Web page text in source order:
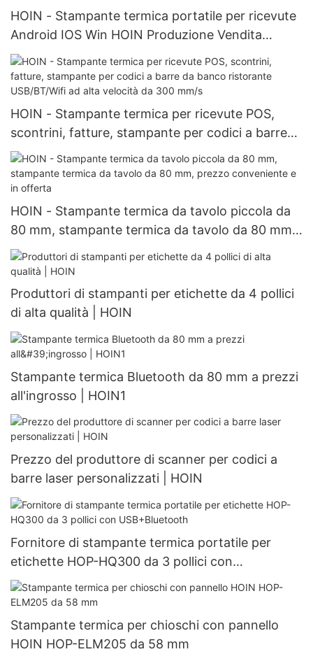
HOIN - Stampante termica portatile per ricevute
Android IOS Win HOIN Produzione Vendita
diretta Stampante termica portatile da 58 mm
HOIN - Stampante termica per ricevute POS,
scontrini, fatture, stampante per codici a barre
da banco ristorante USB/BT/Wifi ad alta velocità
da 300 mm/s
HOIN - Stampante termica da tavolo piccola da
80 mm, stampante termica da tavolo da 80 mm,
prezzo conveniente e in offerta
Produttori di stampanti per etichette da 4 pollici
di alta qualità | HOIN
Stampante termica Bluetooth da 80 mm a prezzi
all'ingrosso | HOIN1
Prezzo del produttore di scanner per codici a
barre laser personalizzati | HOIN
Fornitore di stampante termica portatile per
etichette HOP-HQ300 da 3 pollici con
USB+Bluetooth
Stampante termica per chioschi con pannello
HOIN HOP-ELM205 da 58 mm